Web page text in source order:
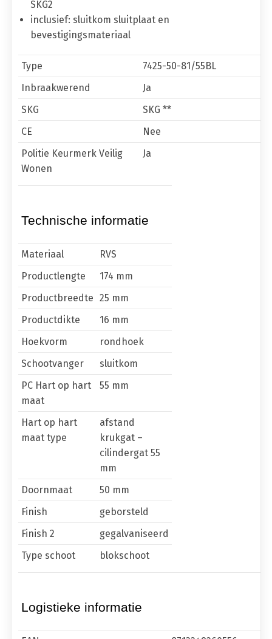
SKG2
inclusief: sluitkom sluitplaat en
bevestigingsmateriaal
Type
7425-50-81/55BL
Inbraakwerend
Ja
SKG
SKG **
CE
Nee
Politie Keurmerk Veilig
Wonen
Ja
Technische informatie
Materiaal
RVS
Productlengte
174 mm
Productbreedte 25 mm
Productdikte
16 mm
Hoekvorm
rondhoek
Schootvanger
sluitkom
PC Hart op hart
maat
55 mm
Hart op hart
maat type
afstand
krukgat –
cilindergat 55
mm
Doornmaat
50 mm
Finish
geborsteld
Finish 2
gegalvaniseerd
Type schoot
blokschoot
Logistieke informatie